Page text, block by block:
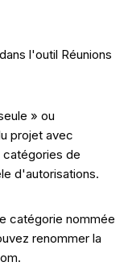
l'outil Réunions
» ou
projet avec
catégories de
d'autorisations.
catégorie nommée
renommer la